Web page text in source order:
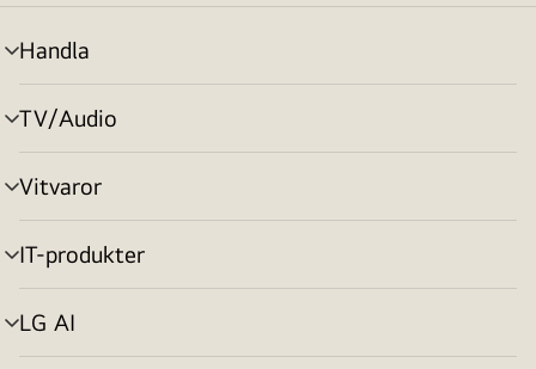
Handla
menyväxling
TV/Audio
menyväxling
Vitvaror
menyväxling
IT-produkter
menyväxling
LG AI
menyväxling